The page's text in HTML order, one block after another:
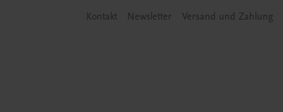
Kontakt Newsletter Versand und Zahlung